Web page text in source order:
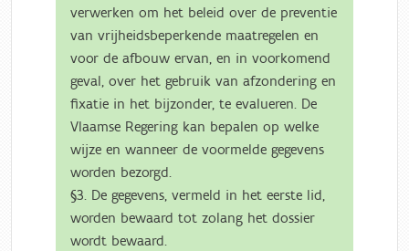
verwerken om het beleid over de preventie
van vrijheidsbeperkende maatregelen en
voor de afbouw ervan, en in voorkomend
geval, over het gebruik van afzondering en
fixatie in het bijzonder, te evalueren. De
Vlaamse Regering kan bepalen op welke
wijze en wanneer de voormelde gegevens
worden bezorgd.
§3. De gegevens, vermeld in het eerste lid,
worden bewaard tot zolang het dossier
wordt bewaard.